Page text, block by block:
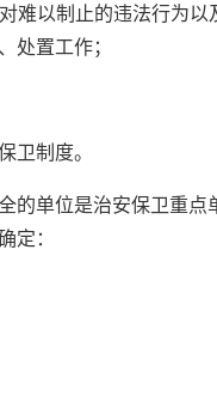
难以制止的违法行为
处置工作；
制度。
单位是治安保卫重点
定：